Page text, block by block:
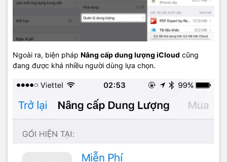
Ngoài ra, biện pháp Nâng cấp dung lượng iCloud cũng
đang được khá nhiều người dùng lựa chọn.